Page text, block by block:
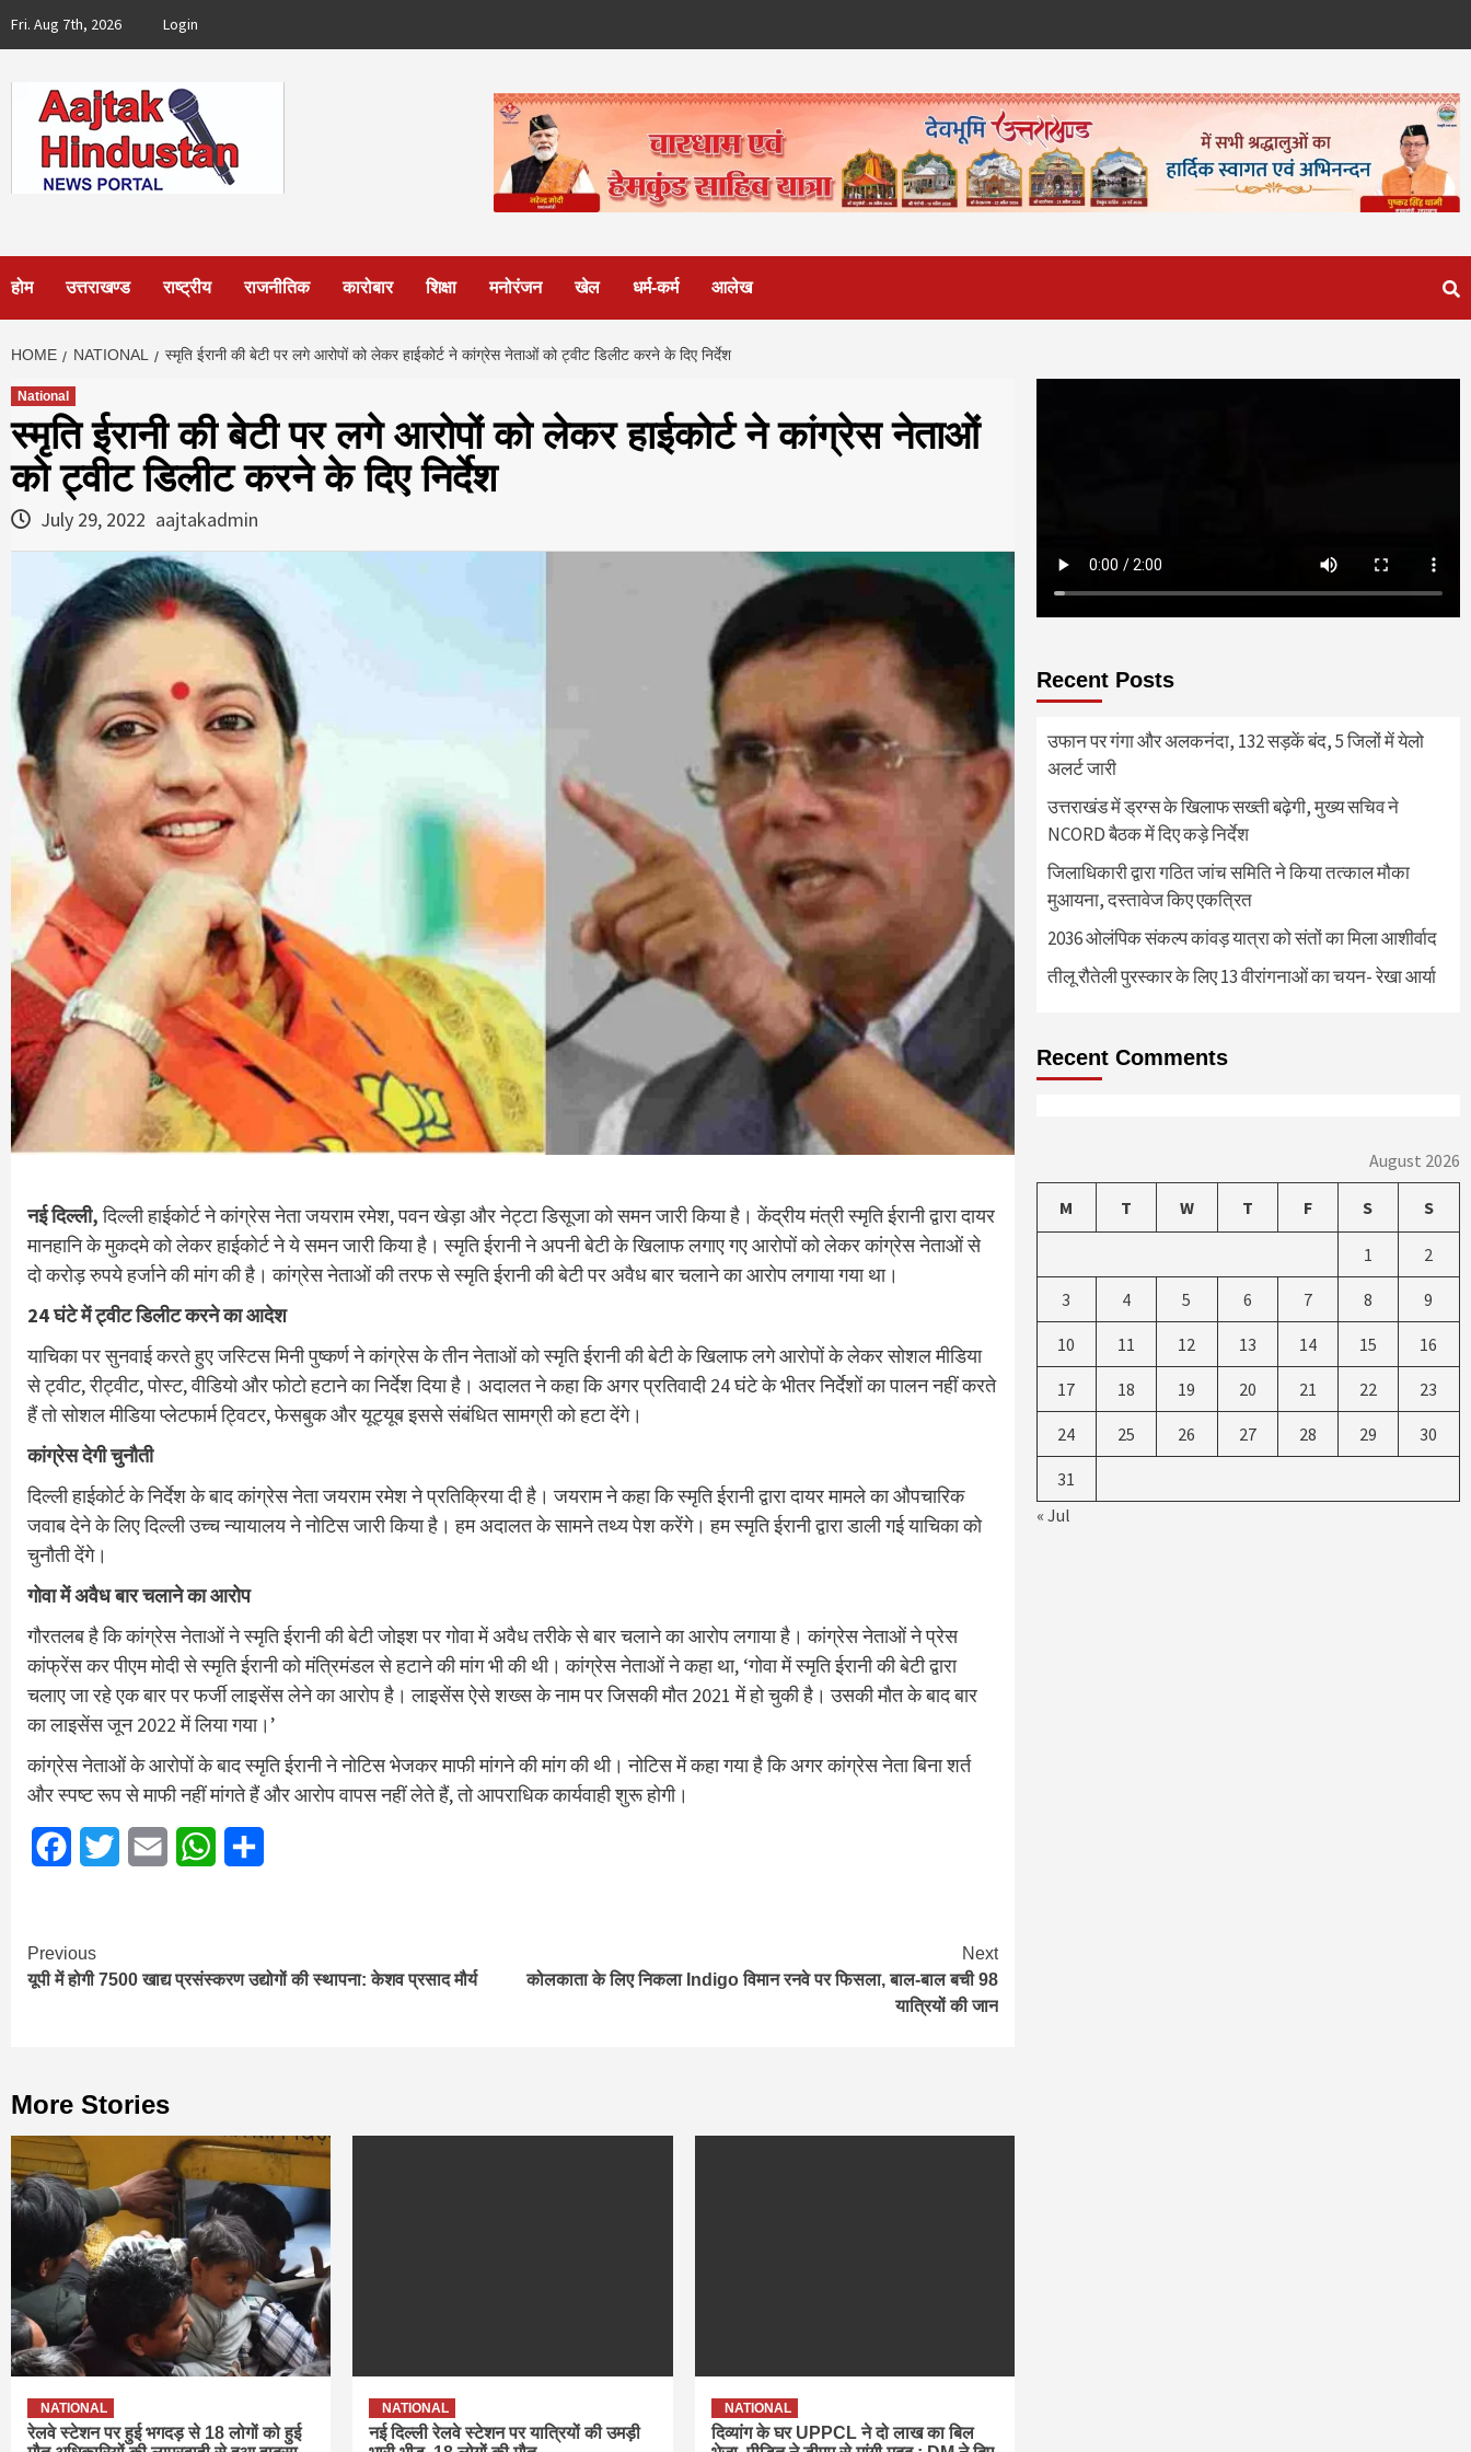
Fri. Aug 7th, 2026 Login
होम उत्तराखण्ड राष्ट्रीय राजनीतिक कारोबार शिक्षा मनोरंजन खेल धर्म-कर्म आलेख
HOME NATIONAL स्मृति ईरानी की बेटी पर लगे आरोपों को लेकर हाईकोर्ट ने कांग्रेस नेताओं को ट्वीट डिलीट करने के दिए निर्देश
National
स्मृति ईरानी की बेटी पर लगे आरोपों को लेकर हाईकोर्ट ने कांग्रेस नेताओं
को ट्वीट डिलीट करने के दिए निर्देश
July 29, 2022 aajtakadmin
नई दिल्ली,दिल्ली हाईकोर्ट ने कांग्रेस नेता जयराम रमेश, पवन खेड़ा और नेट्टा डिसूजा को समन जारी किया है। केंद्रीय मंत्री स्मृति ईरानी द्वारा दायर
मानहानि के मुकदमे को लेकर हाईकोर्ट ने ये समन जारी किया है। स्मृति ईरानी ने अपनी बेटी के खिलाफ लगाए गए आरोपों को लेकर कांग्रेस नेताओं से
दो करोड़ रुपये हर्जाने की मांग की है। कांग्रेस नेताओं की तरफ से स्मृति ईरानी की बेटी पर अवैध बार चलाने का आरोप लगाया गया था।
24 घंटे में ट्वीट डिलीट करने का आदेश
याचिका पर सुनवाई करते हुए जस्टिस मिनी पुष्कर्ण ने कांग्रेस के तीन नेताओं को स्मृति ईरानी की बेटी के खिलाफ लगे आरोपों के लेकर सोशल मीडिया
से ट्वीट, रीट्वीट, पोस्ट, वीडियो और फोटो हटाने का निर्देश दिया है। अदालत ने कहा कि अगर प्रतिवादी 24 घंटे के भीतर निर्देशों का पालन नहीं करते
हैं तो सोशल मीडिया प्लेटफार्म ट्विटर, फेसबुक और यूट्यूब इससे संबंधित सामग्री को हटा देंगे।
कांग्रेस देगी चुनौती
दिल्ली हाईकोर्ट के निर्देश के बाद कांग्रेस नेता जयराम रमेश ने प्रतिक्रिया दी है। जयराम ने कहा कि स्मृति ईरानी द्वारा दायर मामले का औपचारिक
जवाब देने के लिए दिल्ली उच्च न्यायालय ने नोटिस जारी किया है। हम अदालत के सामने तथ्य पेश करेंगे। हम स्मृति ईरानी द्वारा डाली गई याचिका को
चुनौती देंगे।
गोवा में अवैध बार चलाने का आरोप
गौरतलब है कि कांग्रेस नेताओं ने स्मृति ईरानी की बेटी जोइश पर गोवा में अवैध तरीके से बार चलाने का आरोप लगाया है। कांग्रेस नेताओं ने प्रेस
कांफ्रेंस कर पीएम मोदी से स्मृति ईरानी को मंत्रिमंडल से हटाने की मांग भी की थी। कांग्रेस नेताओं ने कहा था, ‘गोवा में स्मृति ईरानी की बेटी द्वारा
चलाए जा रहे एक बार पर फर्जी लाइसेंस लेने का आरोप है। लाइसेंस ऐसे शख्स के नाम पर जिसकी मौत 2021 में हो चुकी है। उसकी मौत के बाद बार
का लाइसेंस जून 2022 में लिया गया।’
कांग्रेस नेताओं के आरोपों के बाद स्मृति ईरानी ने नोटिस भेजकर माफी मांगने की मांग की थी। नोटिस में कहा गया है कि अगर कांग्रेस नेता बिना शर्त
और स्पष्ट रूप से माफी नहीं मांगते हैं और आरोप वापस नहीं लेते हैं, तो आपराधिक कार्यवाही शुरू होगी।
FacebookTwitter Email WhatsApp
Continue
Reading
Previous
यूपी में होगी 7500 खाद्य प्रसंस्करण उद्योगों की स्थापना: केशव प्रसाद मौर्य
Next
कोलकाता के लिए निकला Indigo विमान रनवे पर फिसला, बाल-बाल बची 98
यात्रियों की जान
More Stories
NATIONAL
रेलवे स्टेशन पर हुई भगदड़ से 18 लोगों को हुई
NATIONAL
नई दिल्ली रेलवे स्टेशन पर यात्रियों की उमड़ी
NATIONAL
दिव्यांग के घर UPPCL ने दो लाख का बिल
Recent Posts
उफान पर गंगा और अलकनंदा, 132 सड़कें बंद, 5 जिलों में येलो
अलर्ट जारी
उत्तराखंड में ड्रग्स के खिलाफ सख्ती बढ़ेगी, मुख्य सचिव ने
NCORD बैठक में दिए कड़े निर्देश
जिलाधिकारी द्वारा गठित जांच समिति ने किया तत्काल मौका
मुआयना, दस्तावेज किए एकत्रित
2036 ओलंपिक संकल्प कांवड़ यात्रा को संतों का मिला आशीर्वाद
तीलू रौतेली पुरस्कार के लिए 13 वीरांगनाओं का चयन- रेखा आर्या
Recent Comments
August 2026
M T W T F S S
1 2
3 4 5 6 7 8 9
10 11 12 13 14 15 16
17 18 19 20 21 22 23
24 25 26 27 28 29 30
31
« Jul